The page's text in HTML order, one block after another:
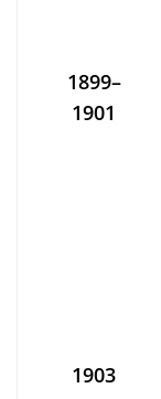
1899–
1901
1903